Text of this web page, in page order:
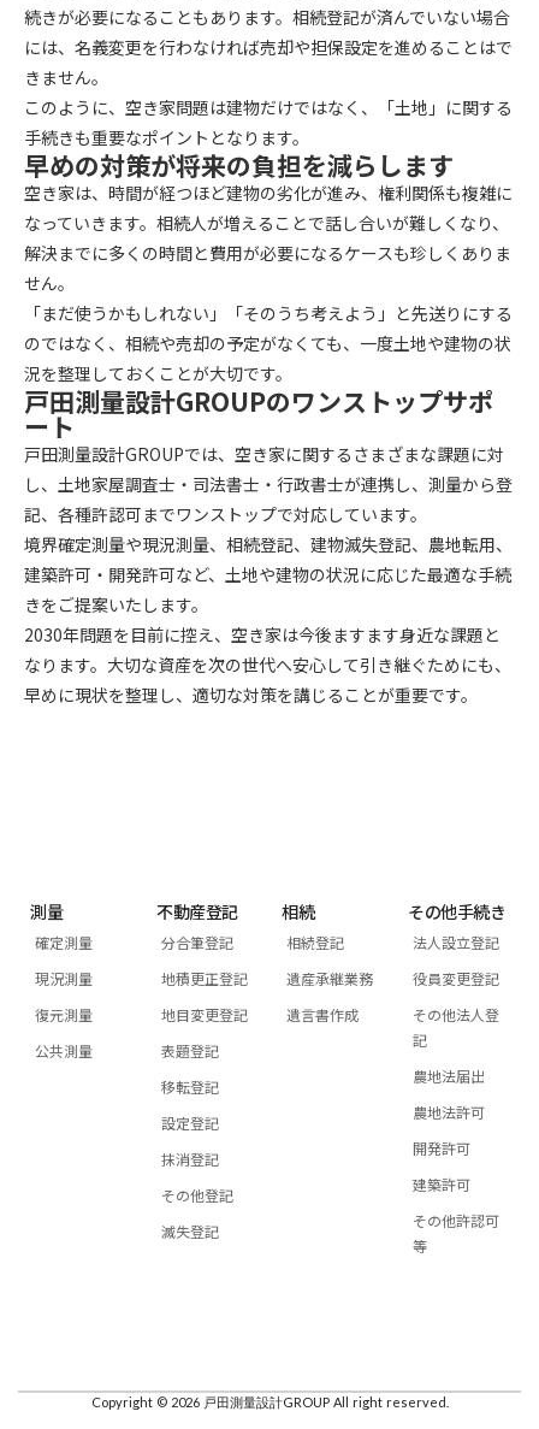
続きが必要になることもあります。相続登記が済んでいない場合
には、名義変更を行わなければ売却や担保設定を進めることはで
きません。
このように、空き家問題は建物だけではなく、「土地」に関する
手続きも重要なポイントとなります。
早めの対策が将来の負担を減らします
空き家は、時間が経つほど建物の劣化が進み、権利関係も複雑に
なっていきます。相続人が増えることで話し合いが難しくなり、
解決までに多くの時間と費用が必要になるケースも珍しくありま
せん。
「まだ使うかもしれない」「そのうち考えよう」と先送りにする
のではなく、相続や売却の予定がなくても、一度土地や建物の状
況を整理しておくことが大切です。
戸田測量設計GROUPのワンストップサポ
ート
戸田測量設計GROUPでは、空き家に関するさまざまな課題に対
し、土地家屋調査士・司法書士・行政書士が連携し、測量から登
記、各種許認可までワンストップで対応しています。
境界確定測量や現況測量、相続登記、建物滅失登記、農地転用、
建築許可・開発許可など、土地や建物の状況に応じた最適な手続
きをご提案いたします。
2030年問題を目前に控え、空き家は今後ますます身近な課題と
なります。大切な資産を次の世代へ安心して引き継ぐためにも、
早めに現状を整理し、適切な対策を講じることが重要です。
測量
確定測量
現況測量
復元測量
公共測量
不動産登記
分合筆登記
地積更正登記
地目変更登記
表題登記
移転登記
設定登記
抹消登記
その他登記
滅失登記
相続
相続登記
遺産承継業務
遺言書作成
その他手続き
法人設立登記
役員変更登記
その他法人登
記
農地法届出
農地法許可
開発許可
建築許可
その他許認可
等
Copyright © 2026 戸田測量設計GROUP All right reserved.